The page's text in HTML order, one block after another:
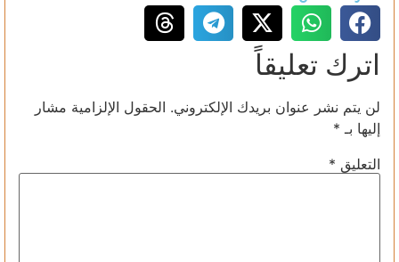
اترك تعليقاً
لن يتم نشر عنوان بريدك الإلكتروني. الحقول الإلزامية مشار
إليها بـ *
التعليق *